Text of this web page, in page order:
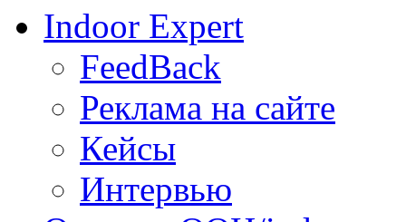
Indoor Expert
FeedBack
Реклама на сайте
Кейсы
Интервью